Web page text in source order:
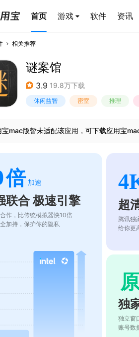
首页 游戏 软件 资讯
相关推荐
谜案馆
3.9 19.8万下载
休闲益智 密室 推理
宝mac版暂未适配该应用，可下载应用宝
倍 加速
联合 极速引擎
作，比传统模拟器快10倍
加持，保护你的隐私
超
腾讯独
给你更
独
独立窗
账号数